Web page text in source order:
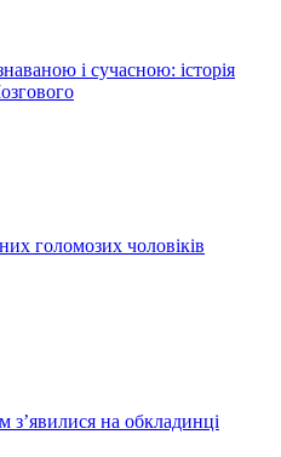
і сучасною: історія
голомозих чоловіків
з’явилися на обкладинці